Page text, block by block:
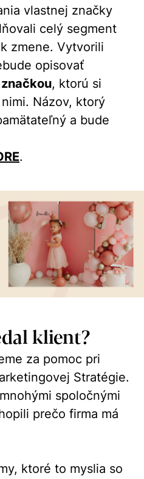
vlastnej značky
celý segment
zmene. Vytvorili
opisovať
značkou, ktorú si
Názov, ktorý
a bude
.
klient?
za pomoc pri
Stratégie.
spoločnými
prečo firma má
ktoré to myslia so